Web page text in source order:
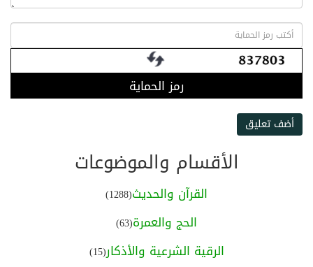
رمز الحماية
أضف تعليق
الأقسام والموضوعات
القرآن والحديث(1288)
الحج والعمرة(63)
الرقية الشرعية والأذكار(15)